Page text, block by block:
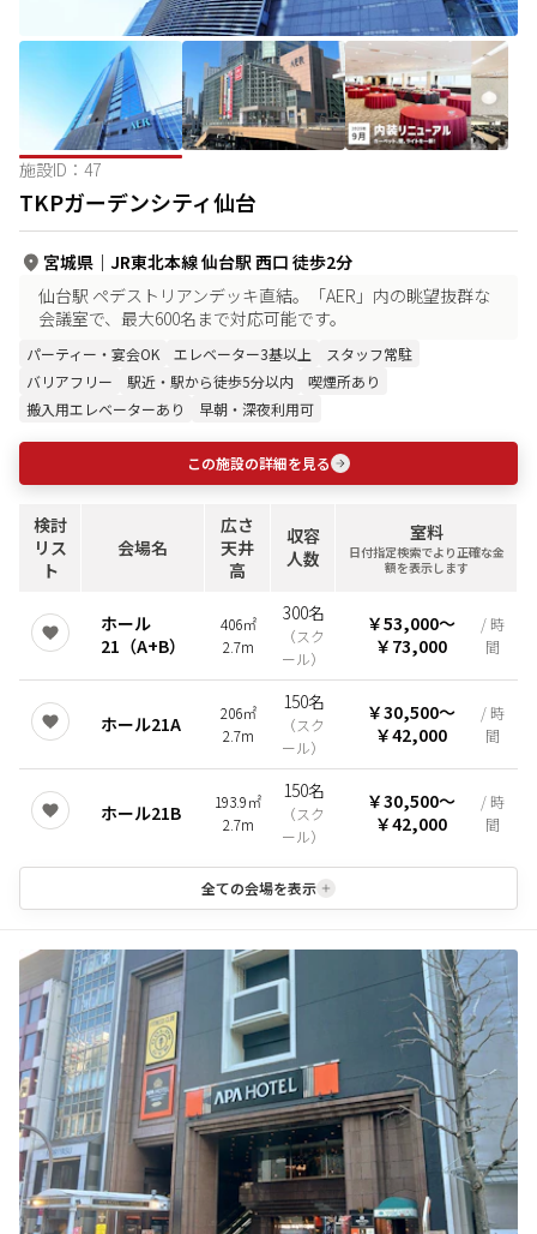
施設ID： 47
TKPガーデンシティ仙台
宮城県 ｜ JR東北本線 仙台駅 西口 徒歩2分
仙台駅 ペデストリアンデッキ直結。「AER」内の眺望抜群な
会議室で、最大600名まで対応可能です。
パーティー・宴会OK エレベーター3基以上
スタッフ常駐
バリアフリー
駅近・駅から徒歩5分以内
喫煙所あり
搬入用エレベーターあり
早朝・深夜利用可
この施設の詳細を見る
検討
リス
ト
会場名
広さ
天井
高
収容
人数
室料
日付指定検索でより正確な金
額を表示します
ホール
21（A+B）
406㎡
2.7m
300名
（スク
ール）
￥53,000〜
￥73,000
/ 時
間
ホール21A
206㎡
2.7m
150名
（スク
ール）
￥30,500〜
￥42,000
/ 時
間
ホール21B
193.9㎡
2.7m
150名
（スク
ール）
￥30,500〜
￥42,000
/ 時
間
全ての会場を表示